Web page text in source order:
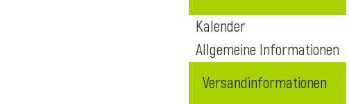
Kalender
Allgemeine Informationen
Versandinformationen